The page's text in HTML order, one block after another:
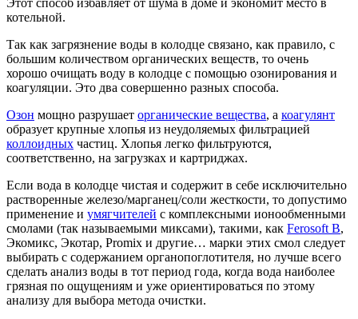
Этот способ избавляет от шума в доме и экономит место в
котельной.
Так как загрязнение воды в колодце связано, как правило, с
большим количеством органических веществ, то очень
хорошо очищать воду в колодце с помощью озонирования и
коагуляции. Это два совершенно разных способа.
Озон мощно разрушает органические вещества, а коагулянт
образует крупные хлопья из неудоляемых фильтрацией
коллоидных частиц. Хлопья легко фильтруются,
соответственно, на загрузках и картриджах.
Если вода в колодце чистая и содержит в себе исключительно
растворенные железо/марганец/соли жесткости, то допустимо
применение и умягчителей с комплексными ионообменными
смолами (так называемыми миксами), такими, как Ferosoft B,
Экомикс, Экотар, Promix и другие… марки этих смол следует
выбирать с содержанием органопоглотителя, но лучше всего
сделать анализ воды в тот период года, когда вода наиболее
грязная по ощущениям и уже ориентироваться по этому
анализу для выбора метода очистки.